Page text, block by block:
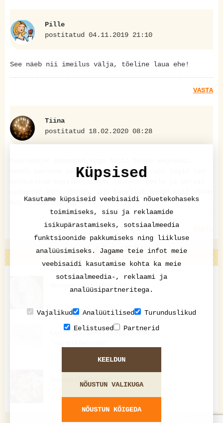
Pille
postitatud 04.11.2019 21:10
See näeb nii imeilus välja, tõeline laua ehe!
VASTA
Tiina
postitatud 18.02.2020 08:28
sobib pavlova peale ideaalselt. Siirupi tegin ise
külmutatud mustsõstardest (suhkur peale ja pärast
kui 2 supilusikat.
VAATA VEEL
Hõrgud vastlakuklid
Leht- ja muretainaküpsised
Seesamiküpsised
Küpsised
Kasutame küpsiseid veebisaidi nõuetekohaseks
toimimiseks, sisu ja reklaamide
isikupärastamiseks, sotsiaalmeedia
funktsioonide pakkumiseks ning liikluse
analüüsimiseks. Jagame teie infot meie
veebisaidi kasutamise kohta ka meie
sotsiaalmeedia-, reklaami ja
analüüsipartneritega.
Vajalikud Analüütilised
Turunduslikud
Eelistused
Partnerid
KEELDUN
NÕUSTUN VALIKUGA
NÕUSTUN KÕIGEDA